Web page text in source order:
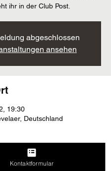
ihr in der Club Post.
abgeschlossen
ansehen
19:30
Deutschland
Kontaktformular